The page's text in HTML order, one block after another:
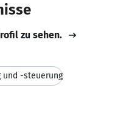
zu sehen.
und -steuerung